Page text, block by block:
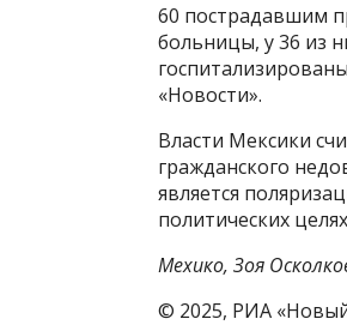
60 пострадавшим
больницы, у 36 из
«Новости».
Власти Мексики
гражданского
является
политических
Мехико, Зоя
© 2025, РИА